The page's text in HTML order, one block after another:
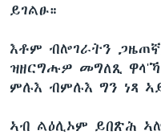
ይገልፁ።
እቶም ብሎገራትን
ዝዘርግሑዎ መግለጺ
ምሉእ ብምሉእ ግን ነጻ
ኣብ ልዕሊኦም ይበጽሕ